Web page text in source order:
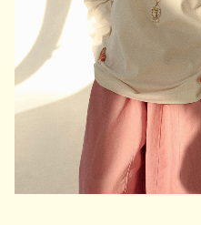
Одежда
Обувь
Аксессуары
Украшения